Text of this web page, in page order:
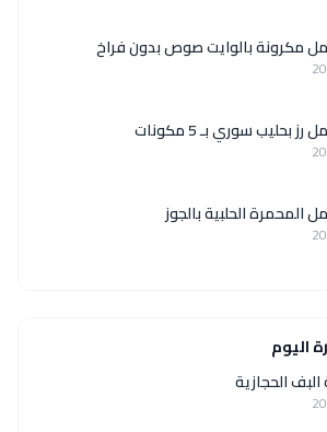
مكرونة بالوايت صوص بدون فراخ
بحليب سوري بـ 5 مكونات
المحمرة الحلبية بالجوز
اليوم
الحجازية